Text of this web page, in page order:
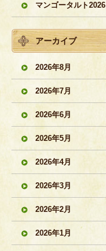
マンゴータルト2026
アーカイブ
2026年8月
2026年7月
2026年6月
2026年5月
2026年4月
2026年3月
2026年2月
2026年1月